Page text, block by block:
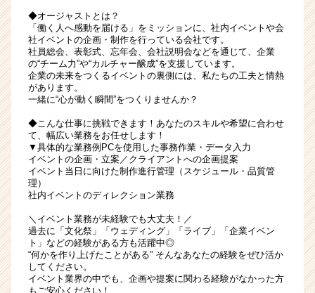
ア
（CheerCareer）
◆オージャストとは？
「働く人へ感動を届ける」をミッションに、社内イベントや会
社イベントの企画・制作を行っている会社です。
社員総会、表彰式、忘年会、会社説明会などを通じて、企業
の“チーム力”や“カルチャー醸成”を支援しています。
企業の未来をつくるイベントの裏側には、私たちの工夫と情熱
があります。
一緒に“心が動く瞬間”をつくりませんか？
◆こんな仕事に挑戦できます！あなたのスキルや希望に合わせ
て、幅広い業務をお任せします！
▼具体的な業務例PCを使用した事務作業・データ入力
イベントの企画・立案／クライアントへの企画提案
イベント当日に向けた制作進行管理（スケジュール・品質管
理）
社内イベントのディレクション業務
＼イベント業務が未経験でも大丈夫！／
過去に「文化祭」「ウェディング」「ライブ」「企業イベン
ト」などの経験がある方も活躍中◎
“何かを作り上げたことがある” そんなあなたの経験をぜひ活か
してください。
イベント業界の中でも、企画や提案に関わる経験がなかった方
もご安心ください！